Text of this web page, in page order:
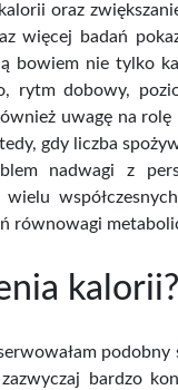
50 ml |...
Cena
45,00 zł
oraz
więcej badań
bowiem nie tylko
rytm dobowy,
uwagę na rolę
gdy liczba
nadwagi z
równowagi
kalorii?
podobny
bardzo